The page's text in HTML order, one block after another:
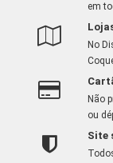
em
No
Não
ou
Site